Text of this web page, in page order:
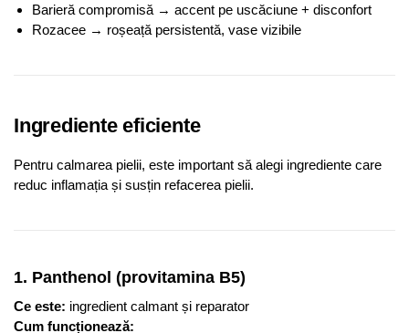
Barieră compromisă → accent pe uscăciune + disconfort
Rozacee → roșeață persistentă, vase vizibile
Ingrediente eficiente
Pentru calmarea pielii, este important să alegi ingrediente care
reduc inflamația și susțin refacerea pielii.
1. Panthenol (provitamina B5)
Ce este: ingredient calmant și reparator
Cum funcționează: